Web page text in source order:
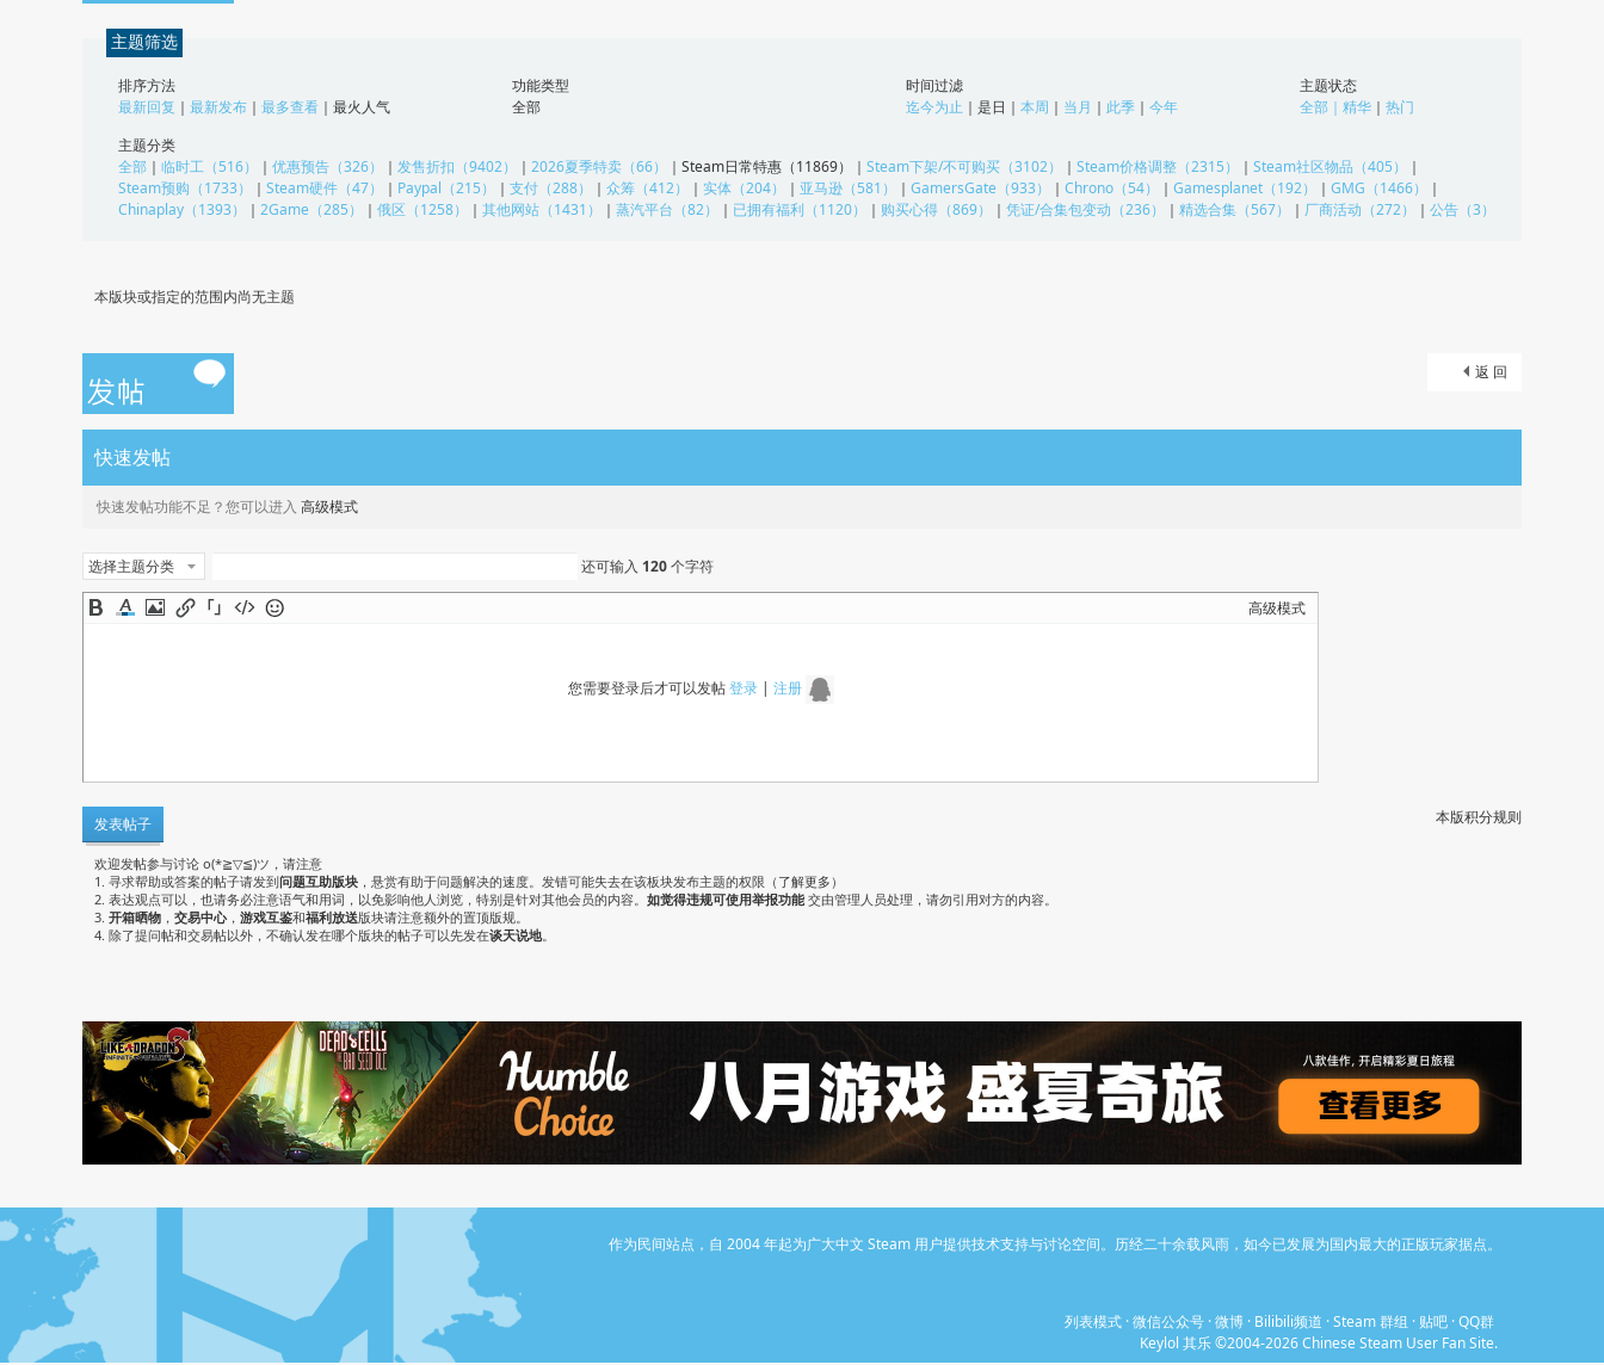
主题筛选
排序方法
最新回复 ｜ 最新发布 ｜ 最多查看 ｜ 最火人气
功能类型
全部
时间过滤
迄今为止 ｜ 是日 ｜ 本周 ｜ 当月 ｜ 此季 ｜ 今年
主题状态
全部 ｜ 精华 ｜ 热门
主题分类
全部 ｜ 临时工（516） ｜ 优惠预告（326） ｜ 发售折扣（9402） ｜ 2026夏季特卖（66） ｜ Steam日常特惠（11869） ｜ Steam下架/不可购买（3102） ｜ Steam价格调整（2315） ｜ Steam社区物品（405）
｜
Steam预购（1733）
｜ Steam硬件（47） ｜ Paypal（215） ｜ 支付（288） ｜ 众筹（412） ｜ 实体（204） ｜ 亚马逊（581） ｜ GamersGate（933） ｜ Chrono（54） ｜ Gamesplanet（192） ｜ GMG（1466）
｜
Chinaplay（1393）
｜ 2Game（285） ｜ 俄区（1258） ｜ 其他网站（1431） ｜ 蒸汽平台（82） ｜ 已拥有福利（1120） ｜ 购买心得（869） ｜ 凭证/合集包变动（236） ｜ 精选合集（567） ｜ 厂商活动（272） ｜ 公告（3）
本版块或指定的范围内尚无主题
返 回
快速发帖
快速发帖功能不足？您可以进入 高级模式
选择主题分类 还可输入 120个字符
高级模式
您需要登录后才可以发帖登录| 注册
本版积分规则
发表帖子
欢迎发帖参与讨论 o(*≧▽≦)ツ，请注意
1. 寻求帮助或答案的帖子请发到问题互助版块 ，悬赏有助于问题解决的速度。发错可能失去在该板块发布主题的权限（ 了解更多 ）
2. 表达观点可以，也请务必注意语气和用词，以免影响他人浏览，特别是针对其他会员的内容。 如觉得违规可使用举报功能 交由管理人员处理，请勿引用对方的内容。
3. 开箱晒物 ， 交易中心， 游戏互鉴和福利放送版块请注意额外的置顶版规。
4. 除了提问帖和交易帖以外，不确认发在哪个版块的帖子可以先发在谈天说地。
作为民间站点，自 2004 年起为广大中文 Steam 用户提供技术支持与讨论空间。历经二十余载风雨，如今已发展为国内最大的正版玩家据点。
列表模式 ·微信公众号 ·微博 · Bilibili频道 ·Steam 群组 · 贴吧 ·QQ群
Keylol 其乐 ©2004-2026 Chinese Steam User Fan Site.